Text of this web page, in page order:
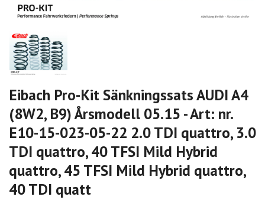
Eibach Pro-Kit Sänkningssats AUDI A4
(8W2, B9) Årsmodell 05.15 - Art: nr.
E10-15-023-05-22 2.0 TDI quattro, 3.0
TDI quattro, 40 TFSI Mild Hybrid
quattro, 45 TFSI Mild Hybrid quattro,
40 TDI quatt